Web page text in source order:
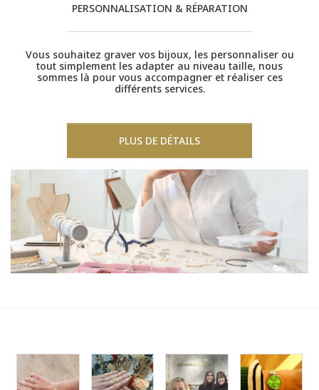
PERSONNALISATION & RÉPARATION
Vous souhaitez graver vos bijoux, les personnaliser ou
tout simplement les adapter au niveau taille, nous
sommes là pour vous accompagner et réaliser ces
différents services.
PLUS DE DÉTAILS